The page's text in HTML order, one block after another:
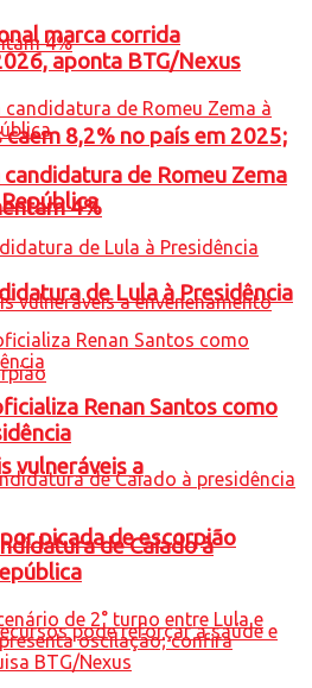
8,2% no país em 2025;
4%
vulneráveis a
picada de escorpião
marca corrida
aponta BTG/Nexus
de Romeu Zema
de Lula à Presidência
Renan Santos como
de Caiado à